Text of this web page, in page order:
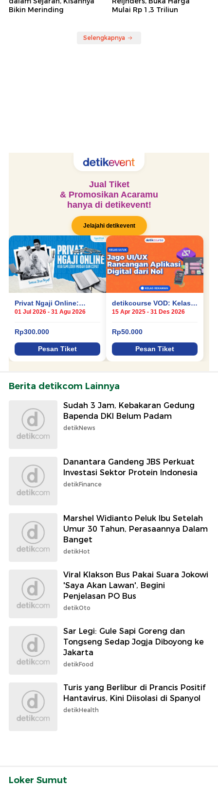
Bikin Merinding
Mulai Rp 1,3 Triliun
Selengkapnya
Berita detikcom Lainnya
Sudah 3 Jam, Kebakaran Gedung
Bapenda DKI Belum Padam
detikNews
Danantara Gandeng JBS Perkuat
Investasi Sektor Protein Indonesia
detikFinance
Marshel Widianto Peluk Ibu Setelah
Umur 30 Tahun, Perasaannya Dalam
Banget
detikHot
Viral Klakson Bus Pakai Suara Jokowi
'Saya Akan Lawan', Begini
Penjelasan PO Bus
detikOto
Sar Legi: Gule Sapi Goreng dan
Tongseng Sedap Jogja Diboyong ke
Jakarta
detikFood
Turis yang Berlibur di Prancis Positif
Hantavirus, Kini Diisolasi di Spanyol
detikHealth
Loker Sumut